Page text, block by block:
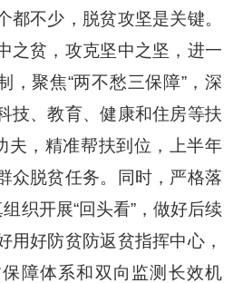
都不少，脱贫攻坚是关键。
之贫，攻克坚中之坚，进一
，聚焦“两不愁三保障”，深
技、教育、健康和住房等扶
夫，精准帮扶到位，上半年
众脱贫任务。同时，严格落
织开展“回头看”，做好后续
用好防贫防返贫指挥中心，
障体系和双向监测长效机